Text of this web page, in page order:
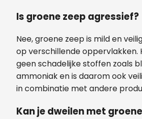
Is groene zeep agressief?
Nee, groene zeep is mild en
op verschillende oppervlakken.
geen schadelijke stoffen zoals
ammoniak en is daarom ook
in combinatie met andere
Kan je dweilen met